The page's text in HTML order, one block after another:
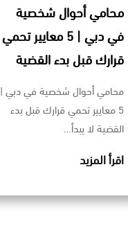
محامي أحوال شخصية
في دبي | 5 معايير تحمي
قرارك قبل بدء القضية
محامي أحوال شخصية في دبي |
5 معايير تحمي قرارك قبل بدء
القضية لا يبدأ…
اقرأ المزيد